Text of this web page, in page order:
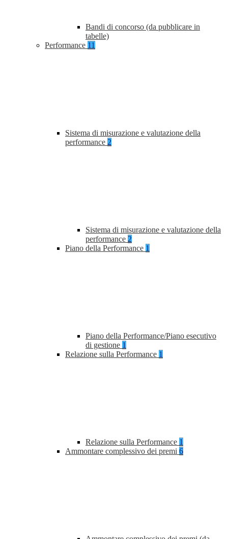
Bandi di concorso (da pubblicare in
tabelle)
Performance 11
Sistema di misurazione e valutazione della
performance 2
Sistema di misurazione e valutazione della
performance 2
Piano della Performance 1
Piano della Performance/Piano esecutivo
di gestione 1
Relazione sulla Performance 1
Relazione sulla Performance 1
Ammontare complessivo dei premi 6